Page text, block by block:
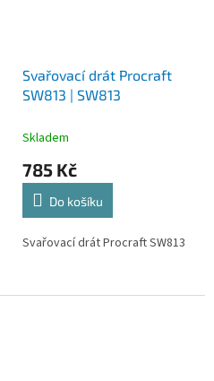
Svařovací drát Procraft
SW813 | SW813
Skladem
785 Kč
Do košíku
Svařovací drát Procraft SW813